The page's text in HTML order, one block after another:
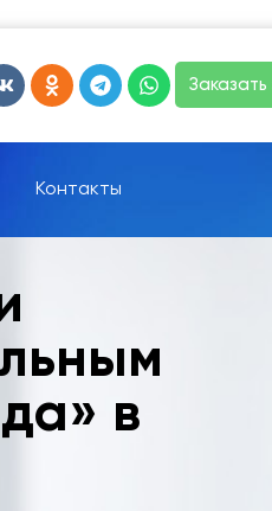
Заказать
Контакты
в